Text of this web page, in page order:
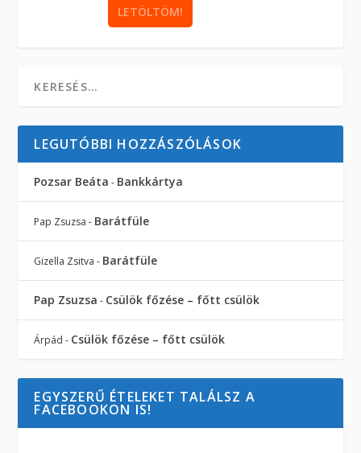
LEGUTÓBBI HOZZÁSZÓLÁSOK
Pozsar Beáta - Bankkártya
Pap Zsuzsa - Barátfüle
Gizella Zsitva - Barátfüle
Pap Zsuzsa - Csülök főzése – főtt csülök
Árpád - Csülök főzése – főtt csülök
EGYSZERŰ ÉTELEKET TALÁLSZ A
FACEBOOKON IS!